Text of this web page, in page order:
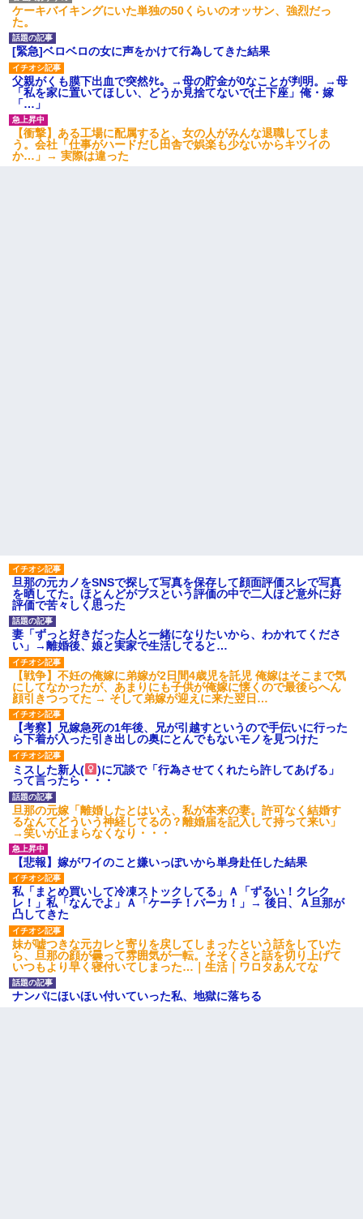
ケーキバイキングにいた単独の50くらいのオッサン、強烈だっ
た。
[緊急]ベロベロの女に声をかけて行為してきた結果
父親がくも膜下出血で突然ﾀﾋ。→母の貯金が0なことが判明。→母
「私を家に置いてほしい、どうか見捨てないで(土下座」俺・嫁
「…」
【衝撃】ある工場に配属すると、女の人がみんな退職してしま
う。会社「仕事がハードだし田舎で娯楽も少ないからキツイの
か…」→ 実際は違った
旦那の元カノをSNSで探して写真を保存して顔面評価スレで写真
を晒してた。ほとんどがブスという評価の中で二人ほど意外に好
評価で苦々しく思った
妻「ずっと好きだった人と一緒になりたいから、わかれてくださ
い」→離婚後、娘と実家で生活してると…
【戦争】不妊の俺嫁に弟嫁が2日間4歳児を託児 俺嫁はそこまで気
にしてなかったが、あまりにも子供が俺嫁に懐くので最後らへん
顔引きつってた → そして弟嫁が迎えに来た翌日…
【考察】兄嫁急死の1年後、兄が引越すというので手伝いに行った
ら下着が入った引き出しの奥にとんでもないモノを見つけた
ミスした新人(
)に冗談で「行為させてくれたら許してあげる」
って言ったら・・・
旦那の元嫁「離婚したとはいえ、私が本来の妻。許可なく結婚す
るなんてどういう神経してるの？離婚届を記入して持って来い」
→笑いが止まらなくなり・・・
【悲報】嫁がワイのこと嫌いっぽいから単身赴任した結果
私「まとめ買いして冷凍ストックしてる」Ａ「ずるい！クレク
レ！」私「なんでよ」Ａ「ケーチ！バーカ！」→ 後日、Ａ旦那が
凸してきた
妹が嘘つきな元カレと寄りを戻してしまったという話をしていた
ら、旦那の顔が曇って雰囲気が一転。そそくさと話を切り上げて
いつもより早く寝付いてしまった…｜生活｜ワロタあんてな
ナンパにほいほい付いていった私、地獄に落ちる